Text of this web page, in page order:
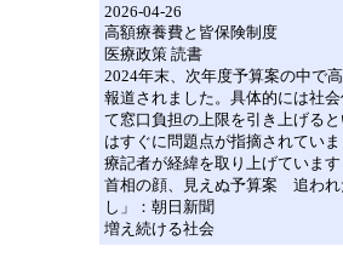
2026-04-26
高額療養費と皆保険制度
医療政策 読書
2024年末、次年度予算案の中で
報道されました。具体的には社
て窓口負担の上限を引き上げる
はすぐに問題点が指摘されてい
療記者が経緯を取り上げています
首相の顔、見えぬ予算案 追われ
し」：朝日新聞
増え続ける社会